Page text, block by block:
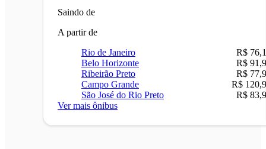
Saindo de
A partir de
Rio de Janeiro
R$
Belo Horizonte
R$
Ribeirão Preto
R$
Campo Grande
R$
São José do Rio Preto
R$
Ver mais ônibus